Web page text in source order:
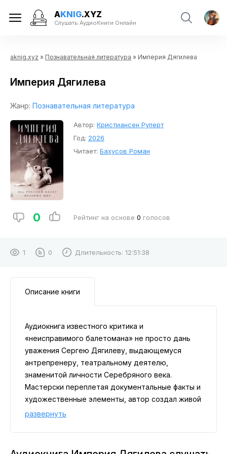
AKNIG.XYZ
Слушать АудиоКниги Онлайн
aknig.xyz » Познавательная литература » Империя Дягилева
Империя Дягилева
Жанр: Познавательная литература
Автор: Кристиансен Руперт
Год: 2026
Читает: Бахусов Роман
0 Рейтинг на основе 0 голосов
1 0 Длительность: 12:51:38
Описание книги
Аудиокнига известного критика и
«неисправимого балетомана» не просто дань
уважения Сергею Дягилеву, выдающемуся
антрепренеру, театральному деятелю,
знаменитой личности Серебряного века.
Мастерски переплетая документальные факты и
художественные элементы, автор создал живой
портрет целой эпохи. Среди героев правдивой
представление о танце и ставшей символом
развернуть